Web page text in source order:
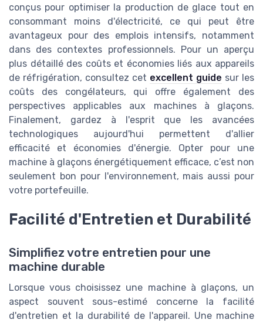
conçus pour optimiser la production de glace tout en
consommant moins d'électricité, ce qui peut être
avantageux pour des emplois intensifs, notamment
dans des contextes professionnels. Pour un aperçu
plus détaillé des coûts et économies liés aux appareils
de réfrigération, consultez cet excellent guide sur les
coûts des congélateurs, qui offre également des
perspectives applicables aux machines à glaçons.
Finalement, gardez à l'esprit que les avancées
technologiques aujourd'hui permettent d'allier
efficacité et économies d'énergie. Opter pour une
machine à glaçons énergétiquement efficace, c’est non
seulement bon pour l'environnement, mais aussi pour
votre portefeuille.
Facilité d'Entretien et Durabilité
Simplifiez votre entretien pour une
machine durable
Lorsque vous choisissez une machine à glaçons, un
aspect souvent sous-estimé concerne la facilité
d'entretien et la durabilité de l'appareil. Une machine